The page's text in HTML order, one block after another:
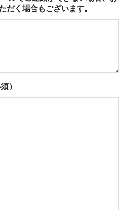
だく場合もございます。
）